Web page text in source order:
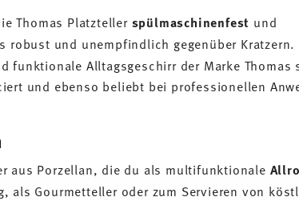
Thomas Platzteller spülmaschinenfest und
robust und unempfindlich gegenüber Kratzern.
funktionale Alltagsgeschirr der Marke Thomas
und ebenso beliebt bei professionellen
aus Porzellan, die du als multifunktionale
als Gourmetteller oder zum Servieren von